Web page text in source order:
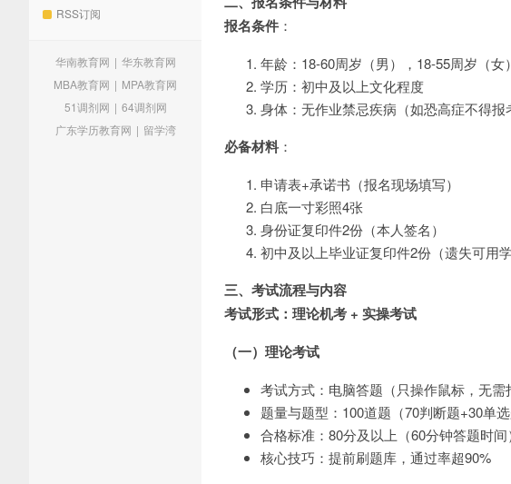
RSS订阅
华南教育网 | 华东教育网
MBA教育网 | MPA教育网
51调剂网 | 64调剂网
广东学历教育网 | 留学湾
报名条件 ：
年龄：18-60周岁（男），18-55周岁（女）
学历：初中及以上文化程度
身体：无作业禁忌疾病（如恐高症不得报
必备材料 ：
申请表+承诺书（报名现场填写）
白底一寸彩照4张
身份证复印件2份（本人签名）
初中及以上毕业证复印件2份（遗失可用
三、考试流程与内容
考试形式：理论机考 + 实操考试
（一）理论考试
考试方式：电脑答题（只操作鼠标，无需
题量与题型：100道题（70判断题+30单选
合格标准：80分及以上（60分钟答题时间
核心技巧：提前刷题库，通过率超90%